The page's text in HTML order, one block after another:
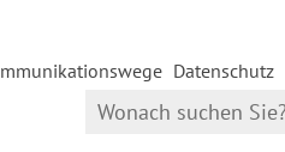
Datenschutz